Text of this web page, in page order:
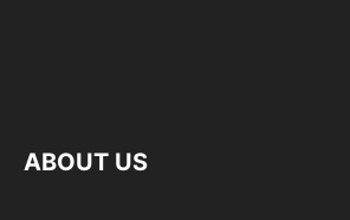
ABOUT US